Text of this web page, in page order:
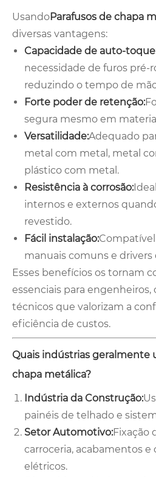
UsandoParafusos de chapa
diversas vantagens:
Capacidade de auto-
necessidade de furos pré-
reduzindo o tempo de
Forte poder de retenção:
segura mesmo em
Versatilidade:Adequado
metal com metal, metal
plástico com metal.
Resistência à corrosão:
internos e externos
revestido.
Fácil instalação:
manuais comuns e drivers
Esses benefícios os tornam
essenciais para
técnicos que valorizam a
eficiência de custos.
Quais indústrias geralmente
chapa metálica?
Indústria da Construção:
painéis de telhado e
Setor Automotivo:Fixação
carroceria, acabamentos
elétricos.